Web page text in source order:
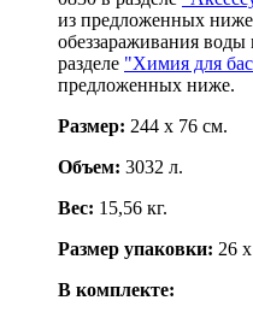
из предложенных
обеззараживания
разделе "Химия для
предложенных ниже.
Размер: 244 х 76 см.
Объем: 3032 л.
Вес: 15,56 кг.
Размер упаковки: 26
В комплекте: